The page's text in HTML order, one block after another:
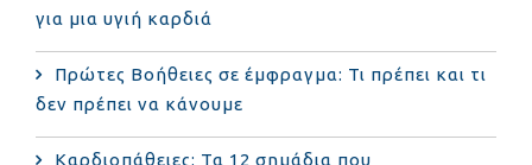
για μια υγιή καρδιά
Πρώτες Βοήθειες σε έμφραγμα: Τι πρέπει και τι
δεν πρέπει να κάνουμε
Καρδιοπάθειες: Τα 12 σημάδια που